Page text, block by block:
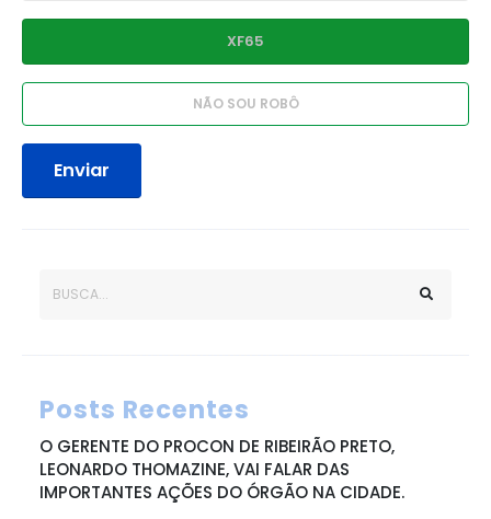
Enviar
Posts Recentes
O GERENTE DO PROCON DE RIBEIRÃO PRETO,
LEONARDO THOMAZINE, VAI FALAR DAS
IMPORTANTES AÇÕES DO ÓRGÃO NA CIDADE.